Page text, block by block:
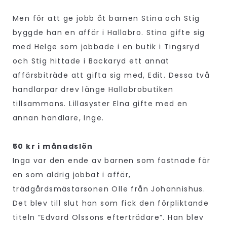
Men för att ge jobb åt barnen Stina och Stig
byggde han en affär i Hallabro. Stina gifte sig
med Helge som jobbade i en butik i Tingsryd
och Stig hittade i Backaryd ett annat
affärsbiträde att gifta sig med, Edit. Dessa två
handlarpar drev länge Hallabrobutiken
tillsammans. Lillasyster Elna gifte med en
annan handlare, Inge.
50 kr i månadslön
Inga var den ende av barnen som fastnade för
en som aldrig jobbat i affär,
trädgårdsmästarsonen Olle från Johannishus.
Det blev till slut han som fick den förpliktande
titeln ”Edvard Olssons efterträdare”. Han blev